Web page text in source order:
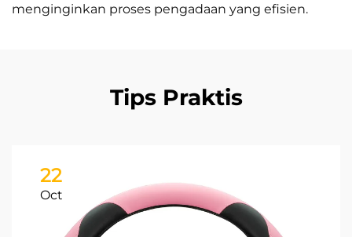
menginginkan proses pengadaan yang efisien.
Tips Praktis
22
Oct